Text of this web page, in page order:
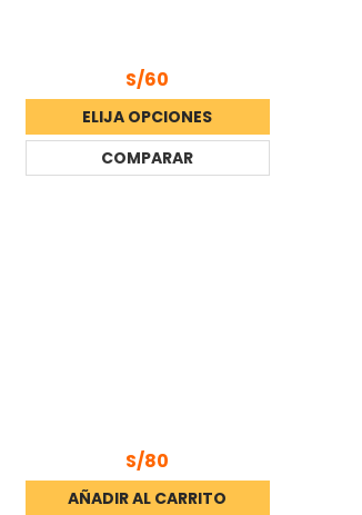
S/60
ELIJA OPCIONES
COMPARAR
S/80
AÑADIR AL CARRITO